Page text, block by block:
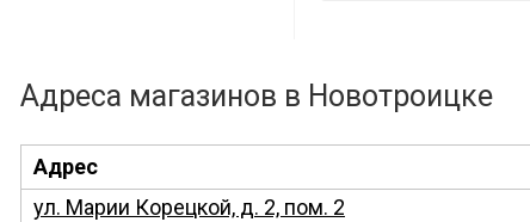
Адреса магазинов в Новотроицке
Адрес
ул. Марии Корецкой, д. 2, пом. 2